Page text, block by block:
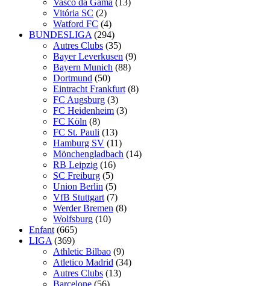
Vitória SC (2)
Watford FC (4)
BUNDESLIGA (294)
Autres Clubs (35)
Bayer Leverkusen (9)
Bayern Munich (88)
Dortmund (50)
Eintracht Frankfurt (8)
FC Augsburg (3)
FC Heidenheim (3)
FC Köln (8)
FC St. Pauli (13)
Hamburg SV (11)
Mönchengladbach (14)
RB Leipzig (16)
SC Freiburg (5)
Union Berlin (5)
VfB Stuttgart (7)
Werder Bremen (8)
Wolfsburg (10)
Enfant (665)
LIGA (369)
Athletic Bilbao (9)
Atletico Madrid (34)
Autres Clubs (13)
Barcelone (56)